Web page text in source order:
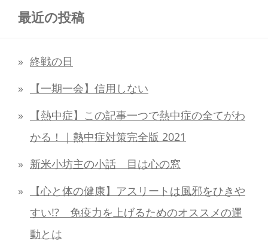
最近の投稿
終戦の日
【一期一会】信用しない
【熱中症】この記事一つで熱中症の全てがわ
かる！｜熱中症対策完全版 2021
新米小坊主の小話 目は心の窓
【心と体の健康】アスリートは風邪をひきや
すい!? 免疫力を上げるためのオススメの運
動とは